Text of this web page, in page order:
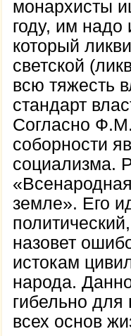
монархисты
году, им надо
который
светской
всю тяжесть
стандарт
Согласно
соборности
социализма.
земле». Его
назовет
истокам
народа.
гибельно для
всех основ